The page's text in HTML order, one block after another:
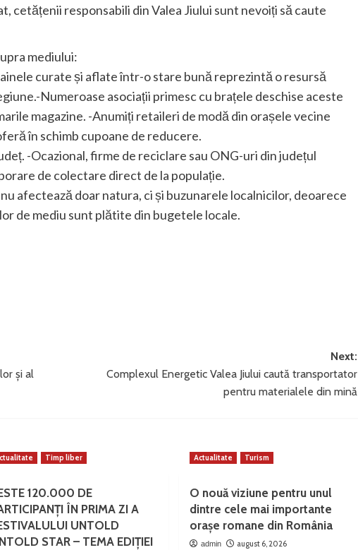
cetățenii responsabili din Valea Jiului sunt nevoiți să caute
mediului:
curate și aflate într-o stare bună reprezintă o resursă
Numeroase asociații primesc cu brațele deschise aceste
magazine. -Anumiți retaileri de modă din orașele vecine
în schimb cupoane de reducere.
-Ocazional, firme de reciclare sau ONG-uri din județul
de colectare direct de la populație.
afectează doar natura, ci și buzunarele localnicilor, deoarece
de mediu sunt plătite din bugetele locale.
și al
Next:
Complexul Energetic Valea Jiului caută transportator
pentru materialele din mină
Timp liber
120.000 DE
ÎN PRIMA ZI A
UNTOLD
STAR – TEMA EDIȚIEI
Actualitate Turism
O nouă viziune pentru unul
dintre cele mai importante
orașe romane din România
admin august 6, 2026